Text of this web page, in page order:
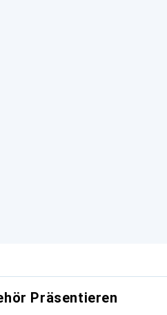
Präsentieren